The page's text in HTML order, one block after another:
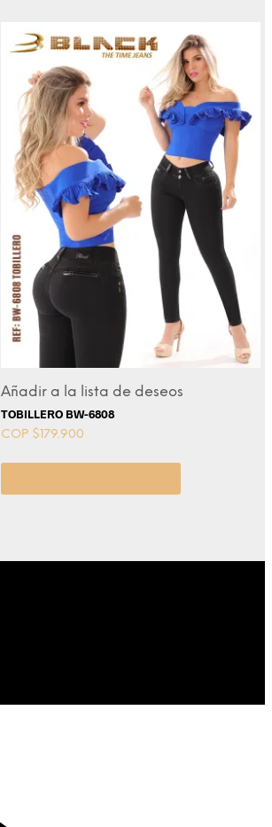
Añadir a la lista de deseos
TOBILLERO BW-6808
COP $ 179.900